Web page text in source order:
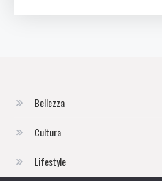
Bellezza
Cultura
Lifestyle